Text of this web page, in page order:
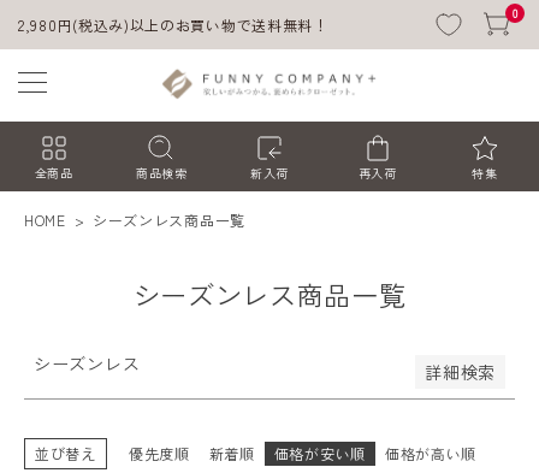
2,980円(税込み)以上のお買い物で送料無料！
0
全商品 商品検索 新入荷 再入荷 特集
ACCOUNT MENU
ようこそ ゲスト 様
HOME シーズンレス商品一覧
シーズンレス商品一覧
シーズンレス 詳細検索
予約商品のみを表示
新着順
登録順
並び替え 優先度順 新着順 価格が安い順 価格が高い順